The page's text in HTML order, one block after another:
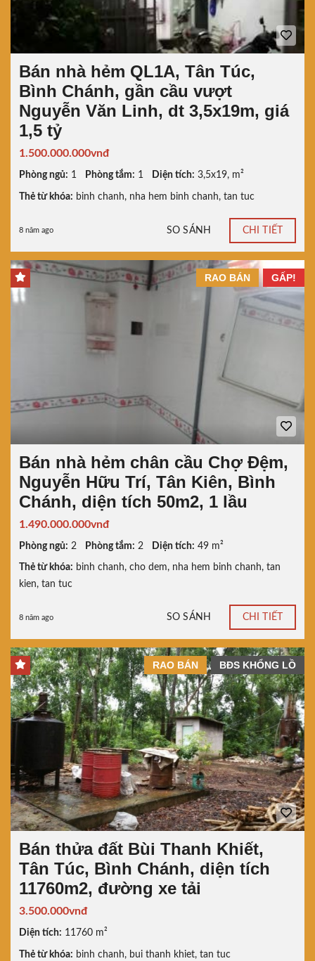
Bán nhà hẻm QL1A, Tân Túc,
Bình Chánh, gần cầu vượt
Nguyễn Văn Linh, dt 3,5x19m, giá
1,5 tỷ
1.500.000.000vnđ
Phòng ngủ: 1 Phòng tắm: 1 Diện tích: 3,5x19, m²
Thẻ từ khóa: binh chanh, nha hem binh chanh, tan tuc
8 năm ago SO SÁNH CHI TIẾT
GẤP!
RAO BÁN
Bán nhà hẻm chân cầu Chợ Đệm,
Nguyễn Hữu Trí, Tân Kiên, Bình
Chánh, diện tích 50m2, 1 lầu
1.490.000.000vnđ
Phòng ngủ: 2 Phòng tắm: 2 Diện tích: 49 m²
Thẻ từ khóa: binh chanh, cho dem, nha hem binh chanh, tan
kien, tan tuc
8 năm ago SO SÁNH CHI TIẾT
BĐS KHỔNG LỒ
RAO BÁN
Bán thửa đất Bùi Thanh Khiết,
Tân Túc, Bình Chánh, diện tích
11760m2, đường xe tải
3.500.000vnđ
Diện tích: 11760 m²
Thẻ từ khóa: binh chanh, bui thanh khiet, tan tuc